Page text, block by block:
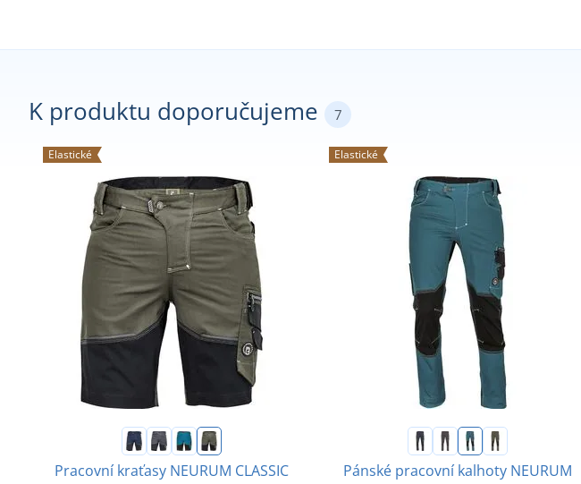
K produktu doporučujeme 7
Elastické
Pracovní kraťasy NEURUM CLASSIC
Elastické
Pánské pracovní kalhoty NEURUM